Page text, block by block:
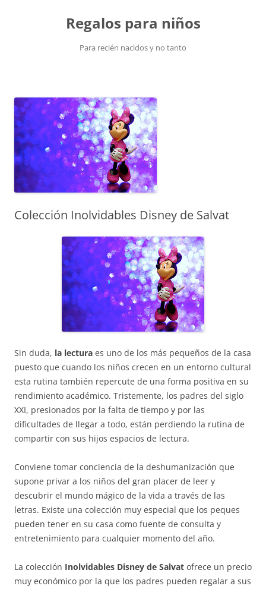
Regalos para niños
Para recién nacidos y no tanto
Colección Inolvidables Disney de Salvat
Sin duda, la lectura es uno de los más pequeños de la casa
puesto que cuando los niños crecen en un entorno cultural
esta rutina también repercute de una forma positiva en su
rendimiento académico. Tristemente, los padres del siglo
XXI, presionados por la falta de tiempo y por las
dificultades de llegar a todo, están perdiendo la rutina de
compartir con sus hijos espacios de lectura.
Conviene tomar conciencia de la deshumanización que
supone privar a los niños del gran placer de leer y
descubrir el mundo mágico de la vida a través de las
letras. Existe una colección muy especial que los peques
pueden tener en su casa como fuente de consulta y
entretenimiento para cualquier momento del año.
La colección Inolvidables Disney de Salvat ofrece un precio
muy económico por la que los padres pueden regalar a sus